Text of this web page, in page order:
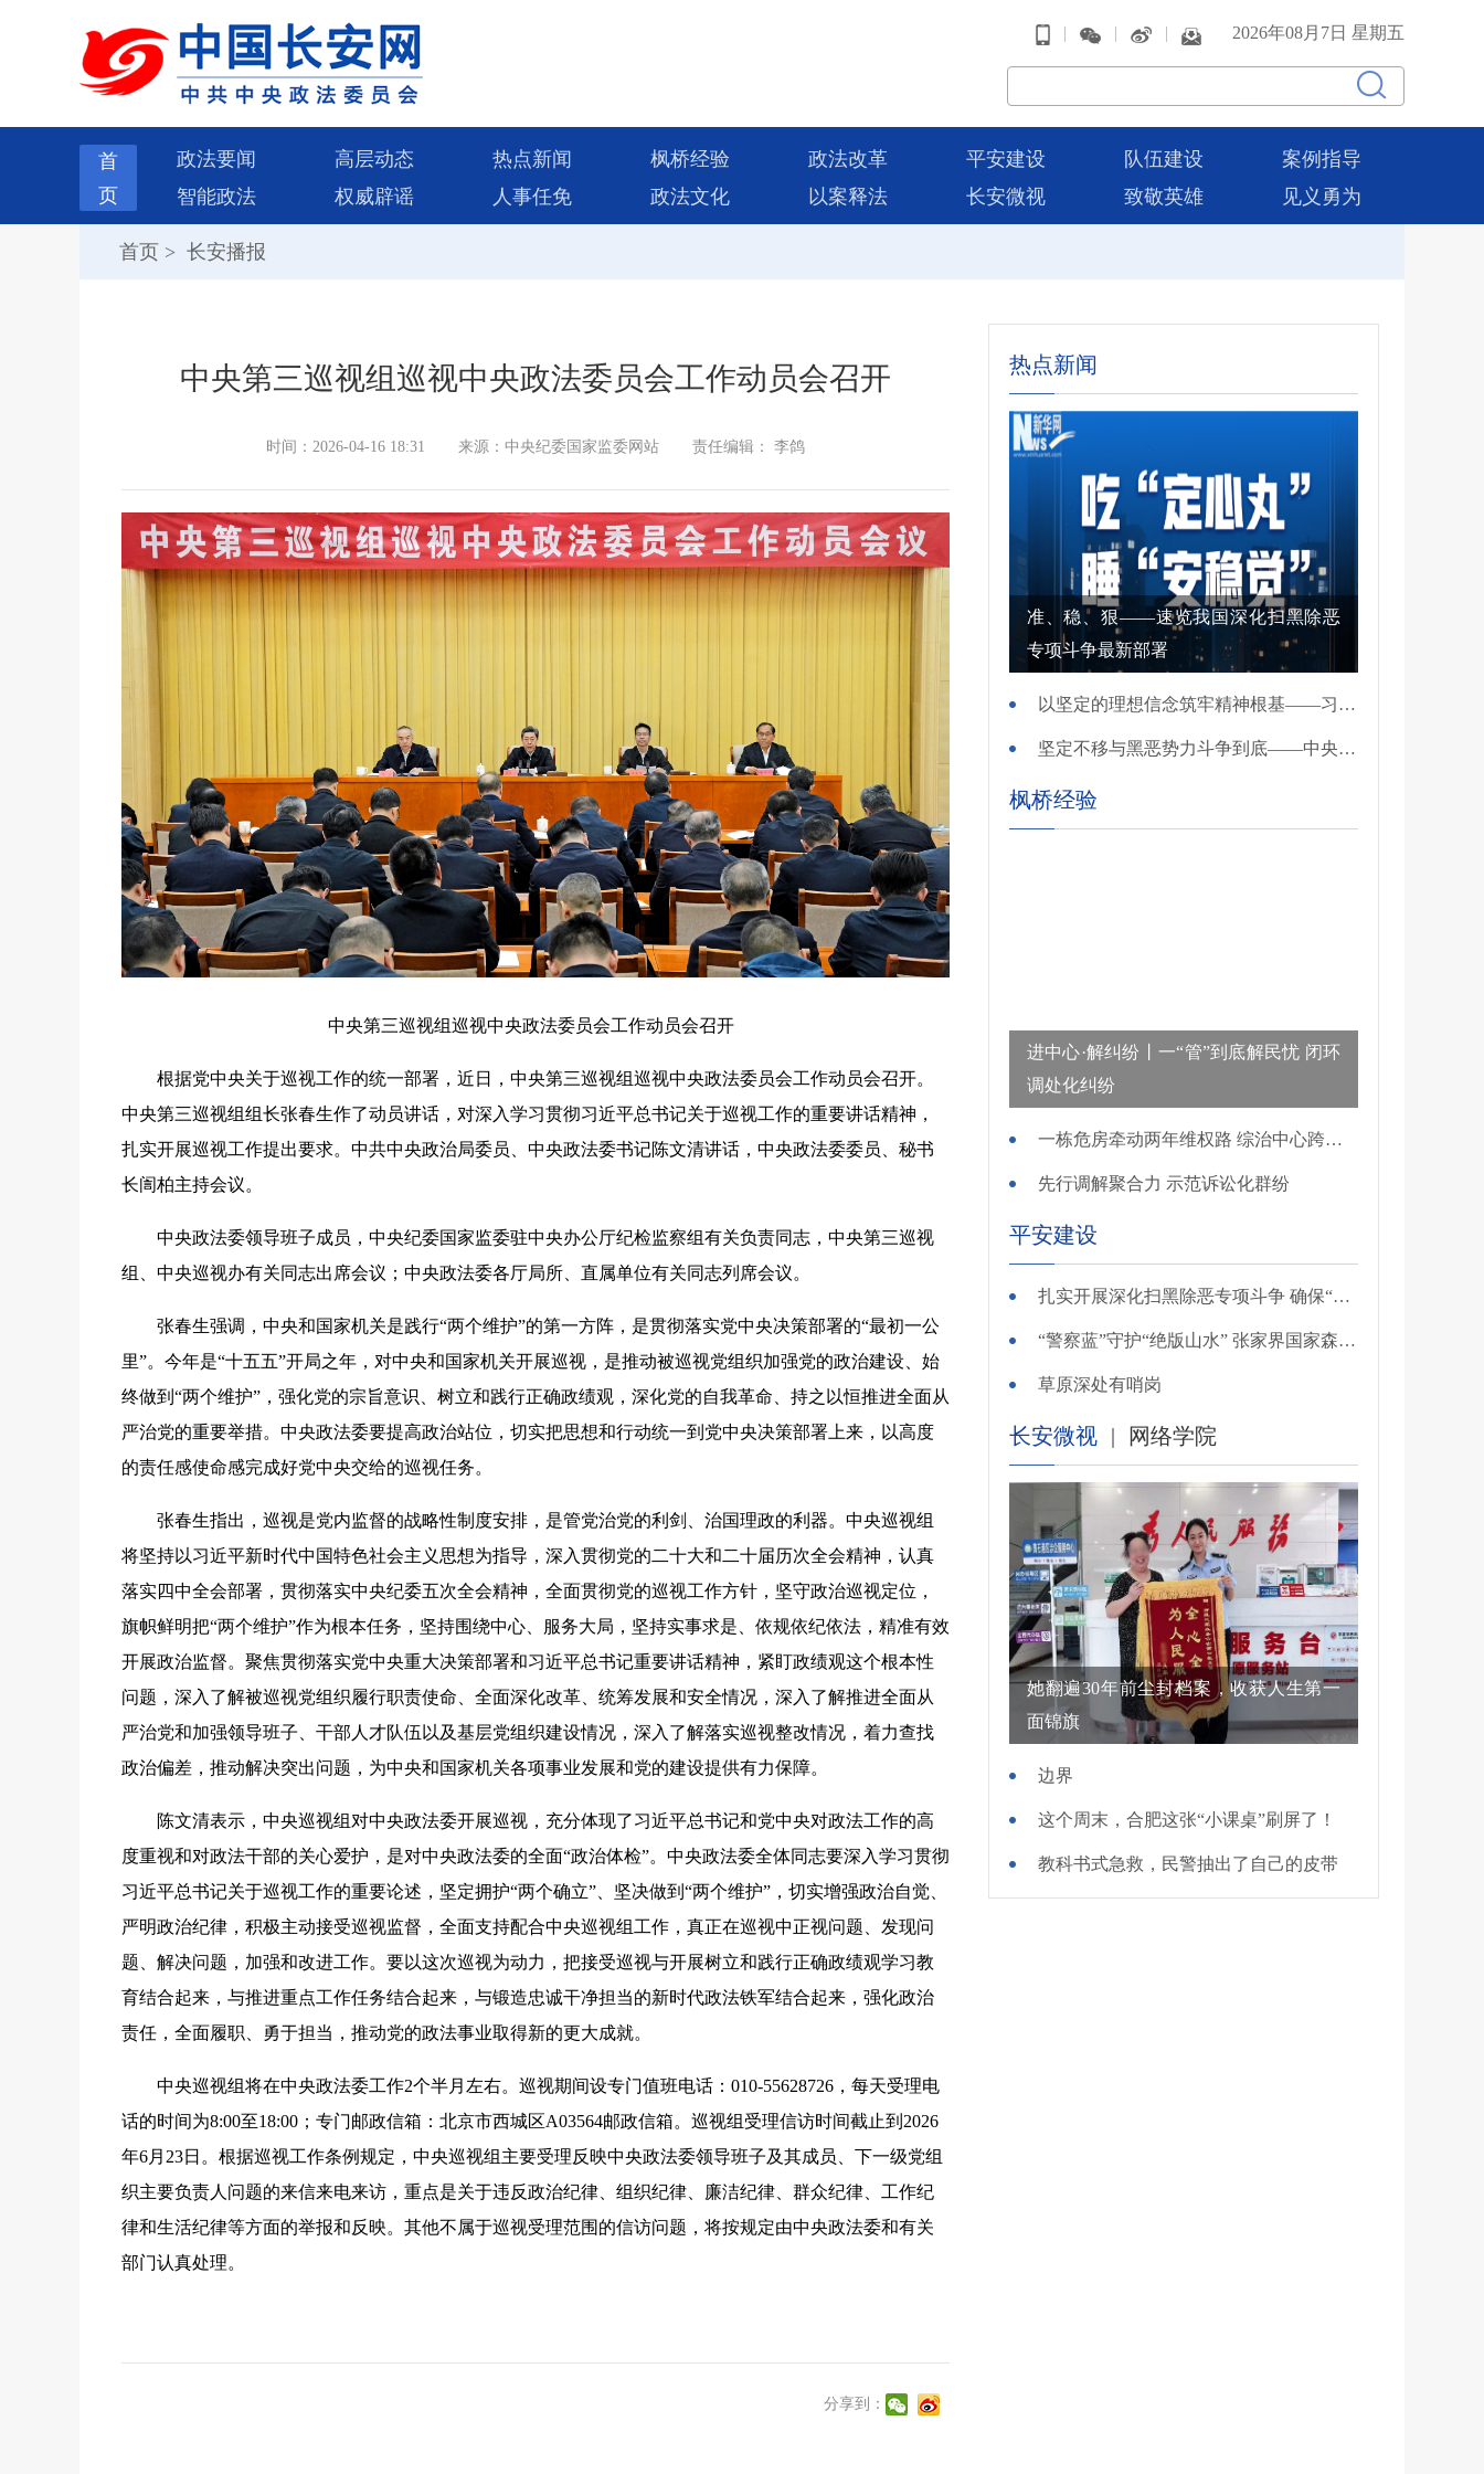
| | | 2026年08月7日 星期五
首
页
政法要闻 高层动态 热点新闻 枫桥经验 政法改革 平安建设 队伍建设
案例指导
智能政法
权威辟谣 人事任免 政法文化 以案释法 长安微视 致敬英雄 见义勇为
首页 > 长安播报
中央第三巡视组巡视中央政法委员会工作动员会召开
时间：2026-04-16 18:31 来源：中央纪委国家监委网站 责任编辑： 李鸽
中央第三巡视组巡视中央政法委员会工作动员会召开
根据党中央关于巡视工作的统一部署，近日，中央第三巡视组巡视中央政法委员会工作动员会召开。
中央第三巡视组组长张春生作了动员讲话，对深入学习贯彻习近平总书记关于巡视工作的重要讲话精神，
扎实开展巡视工作提出要求。中共中央政治局委员、中央政法委书记陈文清讲话，中央政法委委员、秘书
长訚柏主持会议。
中央政法委领导班子成员，中央纪委国家监委驻中央办公厅纪检监察组有关负责同志，中央第三巡视
组、中央巡视办有关同志出席会议；中央政法委各厅局所、直属单位有关同志列席会议。
张春生强调，中央和国家机关是践行“两个维护”的第一方阵，是贯彻落实党中央决策部署的“最初一公
里”。今年是“十五五”开局之年，对中央和国家机关开展巡视，是推动被巡视党组织加强党的政治建设、始
终做到“两个维护”，强化党的宗旨意识、树立和践行正确政绩观，深化党的自我革命、持之以恒推进全面从
严治党的重要举措。中央政法委要提高政治站位，切实把思想和行动统一到党中央决策部署上来，以高度
的责任感使命感完成好党中央交给的巡视任务。
张春生指出，巡视是党内监督的战略性制度安排，是管党治党的利剑、治国理政的利器。中央巡视组
将坚持以习近平新时代中国特色社会主义思想为指导，深入贯彻党的二十大和二十届历次全会精神，认真
落实四中全会部署，贯彻落实中央纪委五次全会精神，全面贯彻党的巡视工作方针，坚守政治巡视定位，
旗帜鲜明把“两个维护”作为根本任务，坚持围绕中心、服务大局，坚持实事求是、依规依纪依法，精准有效
开展政治监督。聚焦贯彻落实党中央重大决策部署和习近平总书记重要讲话精神，紧盯政绩观这个根本性
问题，深入了解被巡视党组织履行职责使命、全面深化改革、统筹发展和安全情况，深入了解推进全面从
严治党和加强领导班子、干部人才队伍以及基层党组织建设情况，深入了解落实巡视整改情况，着力查找
政治偏差，推动解决突出问题，为中央和国家机关各项事业发展和党的建设提供有力保障。
陈文清表示，中央巡视组对中央政法委开展巡视，充分体现了习近平总书记和党中央对政法工作的高
度重视和对政法干部的关心爱护，是对中央政法委的全面“政治体检”。中央政法委全体同志要深入学习贯彻
习近平总书记关于巡视工作的重要论述，坚定拥护“两个确立”、坚决做到“两个维护”，切实增强政治自觉、
严明政治纪律，积极主动接受巡视监督，全面支持配合中央巡视组工作，真正在巡视中正视问题、发现问
题、解决问题，加强和改进工作。要以这次巡视为动力，把接受巡视与开展树立和践行正确政绩观学习教
育结合起来，与推进重点工作任务结合起来，与锻造忠诚干净担当的新时代政法铁军结合起来，强化政治
责任，全面履职、勇于担当，推动党的政法事业取得新的更大成就。
中央巡视组将在中央政法委工作2个半月左右。巡视期间设专门值班电话：010-55628726，每天受理电
话的时间为8:00至18:00；专门邮政信箱：北京市西城区A03564邮政信箱。巡视组受理信访时间截止到2026
年6月23日。根据巡视工作条例规定，中央巡视组主要受理反映中央政法委领导班子及其成员、下一级党组
织主要负责人问题的来信来电来访，重点是关于违反政治纪律、组织纪律、廉洁纪律、群众纪律、工作纪
律和生活纪律等方面的举报和反映。其他不属于巡视受理范围的信访问题，将按规定由中央政法委和有关
部门认真处理。
分享到：
热点新闻
准、稳、狠——速览我国深化扫黑除恶
专项斗争最新部署
以坚定的理想信念筑牢精神根基——习近平党建思想理论品格系列述评之一
坚定不移与黑恶势力斗争到底——中央政法委负责同志就开展深化扫黑除恶专项斗争有关问题答记者问
枫桥经验
进中心·解纠纷丨一“管”到底解民忧 闭环
调处化纠纷
一栋危房牵动两年维权路 综治中心跨省寻鉴解民忧
先行调解聚合力 示范诉讼化群纷
平安建设
扎实开展深化扫黑除恶专项斗争 确保“全年全域平平安安、平平稳稳”——广东召开全省扫黑除恶专项斗争视频
“警察蓝”守护“绝版山水” 张家界国家森林公园景区派出所深化“生态警务”建设
草原深处有哨岗
长安微视 | 网络学院
她翻遍30年前尘封档案，收获人生第一
面锦旗
边界
这个周末，合肥这张“小课桌”刷屏了！
教科书式急救，民警抽出了自己的皮带